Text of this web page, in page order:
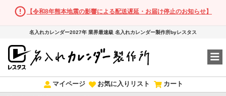
【令和8年熊本地震の影響による配送遅延・お届け停止のお知らせ】
名入れカレンダー2027年 業界最速級 名入れカレンダー製作所byレスタス
マイページ お気に入りリスト カート